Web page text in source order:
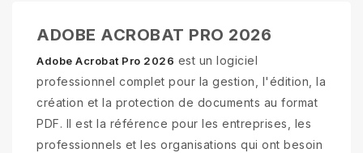
ADOBE ACROBAT PRO 2026
Adobe Acrobat Pro 2026 est un logiciel
professionnel complet pour la gestion, l'édition, la
création et la protection de documents au format
PDF. Il est la référence pour les entreprises, les
professionnels et les organisations qui ont besoin